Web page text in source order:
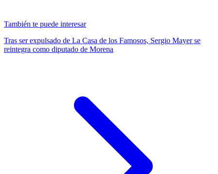
También te puede interesar
Tras ser expulsado de La Casa de los Famosos, Sergio Mayer se
reintegra como diputado de Morena